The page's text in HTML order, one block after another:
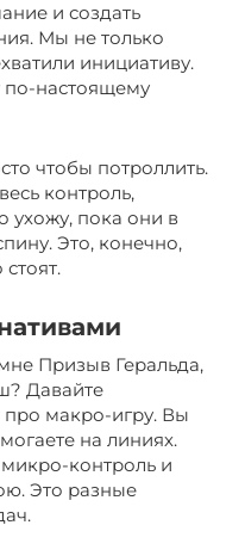
и создать
Мы не только
инициативу.
по-настоящему
чтобы потроллить.
контроль,
ухожу, пока они в
Это, конечно,
Призыв Геральда,
Давайте
про макро-игру. Вы
на линиях.
контроль и
Это разные